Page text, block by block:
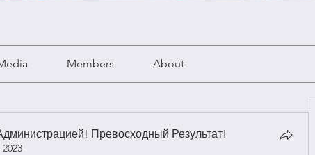
Members About
Превосходный Результат!